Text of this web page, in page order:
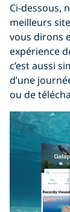
Ci-dessous,
meilleurs
vous dirons
expérience
c’est aussi
d’une
ou de